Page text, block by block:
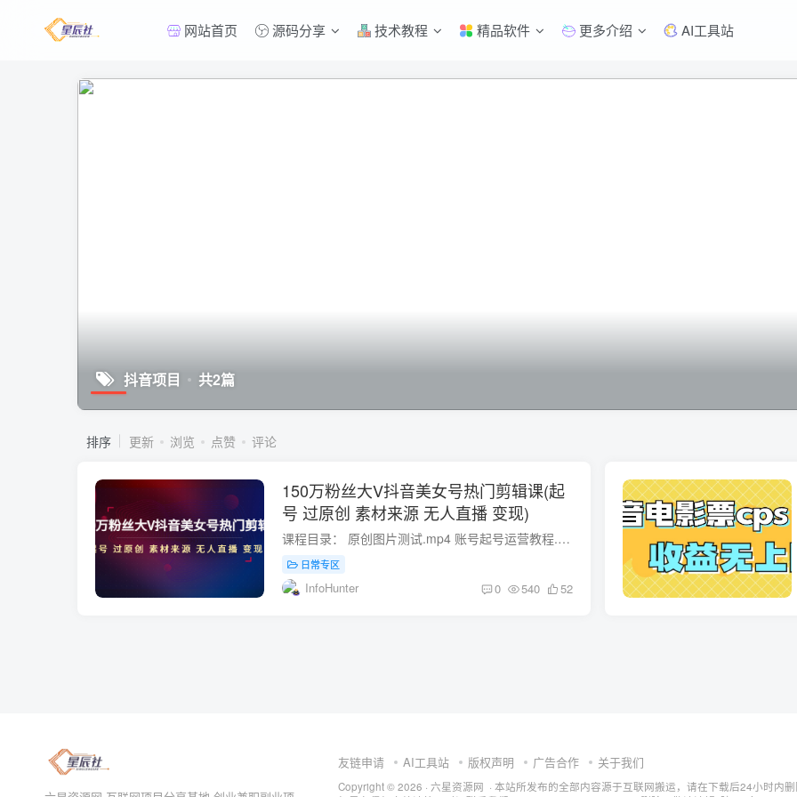
网站首页 源码分享 技术教程 精品软件 更多介绍 AI工具站
抖音项目 共2篇
排序 更新 浏览 点赞 评论
150万粉丝大V抖音美女号热门剪辑课(起
号 过原创 素材来源 无人直播 变现)
课程目录： 原创图片测试.mp4 账号起号运营教程.mp4 思路和剪辑课程.mp4 找素材和剪辑教学一.mp4 […]
日常专区
InfoHunter 0 540 52
友链申请 AI工具站 版权声明 广告合作 关于我们
Copyright © 2026 · 六星资源网 · 本站所发布的全部内容源于互联网搬运，请在下载后24小时内